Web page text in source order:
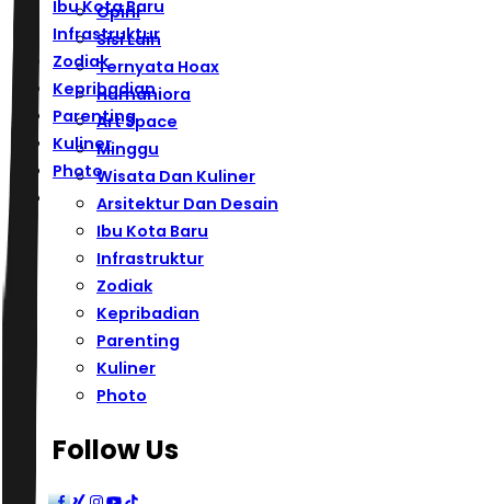
Ibu Kota Baru
Infrastruktur
Zodiak
Kepribadian
Parenting
Kuliner
Photo
Opini
Sisi Lain
Ternyata Hoax
Humaniora
Art Space
Minggu
Wisata Dan Kuliner
Arsitektur Dan Desain
Ibu Kota Baru
Infrastruktur
Zodiak
Kepribadian
Parenting
Kuliner
Photo
Follow Us